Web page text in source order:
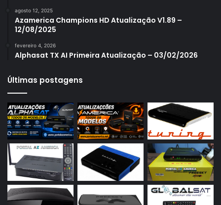
Azamerica S1007 New
Azamerica S1007 Plus
Azamerica S1009
Azamerica S2005
Azamerica S2010
Azamerica S2015
Azamerica S922
Azamerica S922 Mini
Azamerica S928
Azamerica Silver
agosto 12, 2025
Azamerica Champions HD Atualização V1.89 –
12/08/2025
fevereiro 4, 2026
Alphasat TX AI Primeira Atualização – 03/02/2026
Últimas postagens